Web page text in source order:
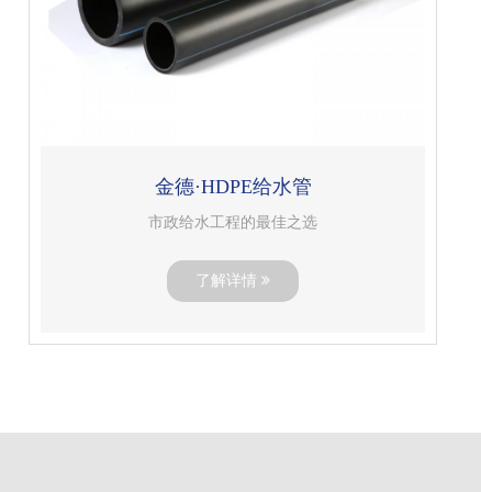
金德·HDPE给水管
市政给水工程的最佳之选
了解详情